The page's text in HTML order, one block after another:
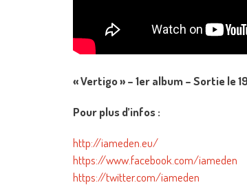
« Vertigo » – 1er album – Sortie le
Pour plus d’infos :
http://iameden.eu/
https://www.facebook.com/iameden
https://twitter.com/iameden